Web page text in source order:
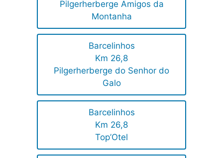
Pilgerherberge Amigos da
Montanha
Barcelinhos
Km 26,8
Pilgerherberge do Senhor do
Galo
Barcelinhos
Km 26,8
Top’Otel